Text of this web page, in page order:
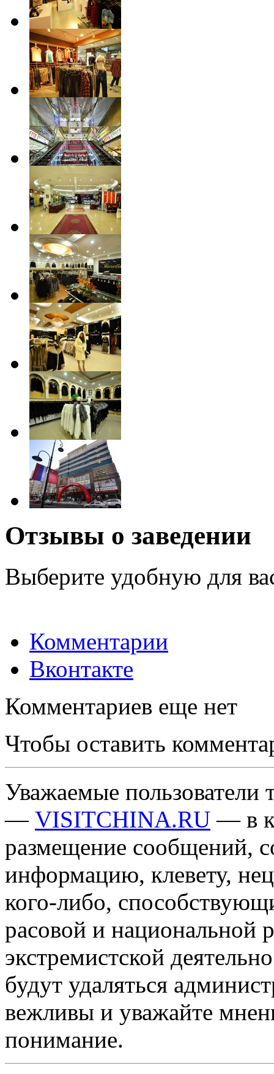
Отзывы о заведении
Выберите удобную для
Комментарии
Вконтакте
Комментариев еще нет
Чтобы оставить
Уважаемые пользователи
— VISITCHINA.RU — в
размещение сообщений,
информацию, клевету,
кого-либо,
расовой и национальной
экстремистской
будут удаляться
вежливы и уважайте
понимание.